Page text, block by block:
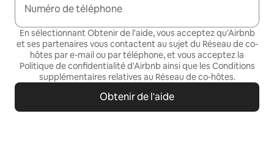
Numéro de téléphone
En sélectionnant Obtenir de l'aide, vous acceptez qu'Airbnb
et ses partenaires vous contactent au sujet du Réseau de co-
hôtes par e-mail ou par téléphone, et vous acceptez la
Politique de confidentialitéd'Airbnb ainsi que les Conditions
supplémentaires relatives au Réseau de co-hôtes.
Obtenir de l'aide